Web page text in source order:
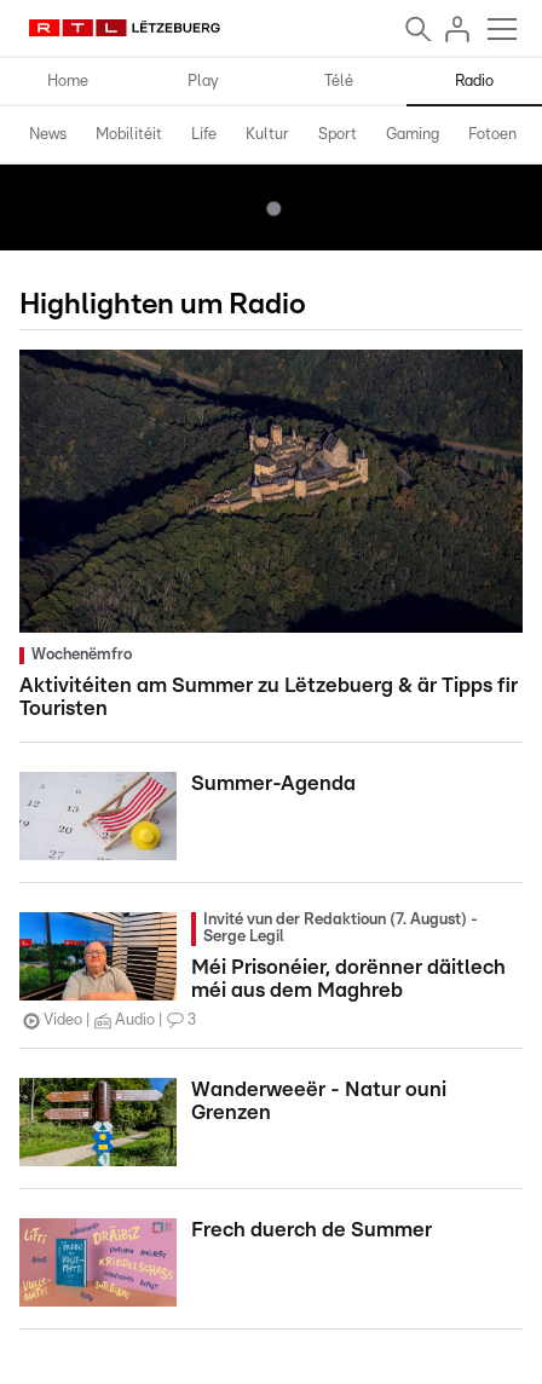
Home Play Télé Radio
News Mobilitéit Life Kultur Sport Gaming Fotoen
Highlighten um Radio
Wochenëmfro
Aktivitéiten am Summer zu Lëtzebuerg & är Tipps fir
Touristen
Summer-Agenda
Invité vun der Redaktioun (7. August) -
Serge Legil
Méi Prisonéier, dorënner däitlech
méi aus dem Maghreb
Video Audio 3
Wanderweeër - Natur ouni
Grenzen
Frech duerch de Summer